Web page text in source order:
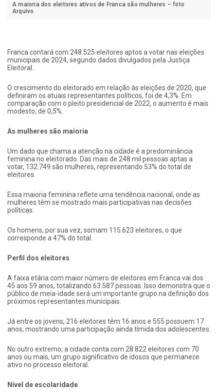
A maioria dos eleitores ativos de Franca são mulheres – foto
Arquivo
Franca contará com 248.525 eleitores aptos a votar nas eleições
municipais de 2024, segundo dados divulgados pela Justiça
Eleitoral.
O crescimento do eleitorado em relação às eleições de 2020, que
definiram os atuais representantes políticos, foi de 4,3%. Em
comparação com o pleito presidencial de 2022, o aumento é mais
modesto, de 0,5%.
As mulheres são maioria
Um dado que chama a atenção na cidade é a predominância
feminina no eleitorado. Das mais de 248 mil pessoas aptas a
votar, 132.749 são mulheres, representando 53% do total de
eleitores.
Essa maioria feminina reflete uma tendência nacional, onde as
mulheres têm se mostrado mais participativas nas decisões
políticas.
Os homens, por sua vez, somam 115.623 eleitores, o que
corresponde a 47% do total.
Perfil dos eleitores
A faixa etária com maior número de eleitores em Franca vai dos
45 aos 59 anos, totalizando 63.587 pessoas. Isso demonstra que o
público de meia-idade será um importante grupo na definição dos
próximos representantes municipais.
Já entre os jovens, 216 eleitores têm 16 anos e 555 possuem 17
anos, mostrando uma participação ainda tímida dos adolescentes.
No outro extremo, a cidade conta com 28.822 eleitores com 70
anos ou mais, um grupo significativo de idosos que permanece
ativo no processo eleitoral.
Nível de escolaridade